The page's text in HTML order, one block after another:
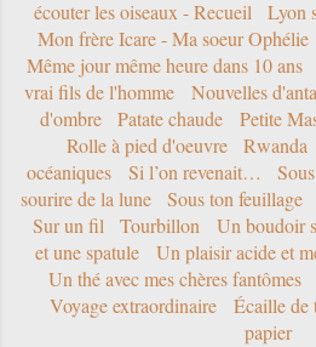
écouter les oiseaux - Recueil
Lyon
Mon frère Icare - Ma soeur Ophélie
Même jour même heure dans 10 ans
vrai fils de l'homme
Nouvelles
d'ombre
Patate chaude Petite
Rolle à pied d'oeuvre
Rwanda
océaniques
Si l’on revenait…
sourire de la lune
Sous ton feuillage
Sur un fil
Tourbillon Un boudoir
et une spatule
Un plaisir acide et
Un thé avec mes chères fantômes
Voyage extraordinaire
Écaille de
papier